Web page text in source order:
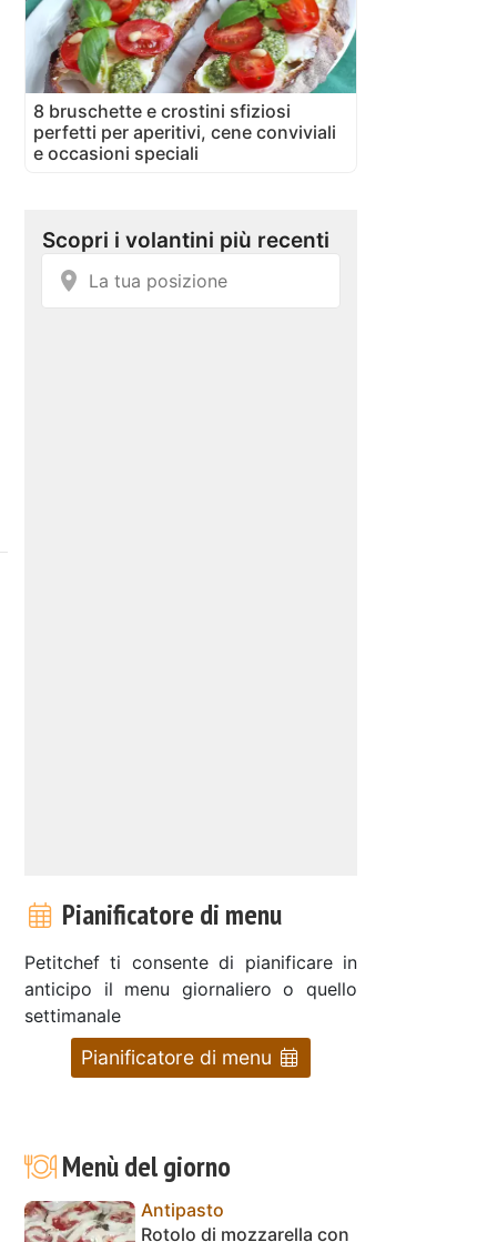
8 bruschette e crostini sfiziosi
perfetti per aperitivi, cene conviviali
e occasioni speciali
Pianificatore di menu
Petitchef ti consente di pianificare in
anticipo il menu giornaliero o quello
settimanale
Pianificatore di menu
Menù del giorno
Antipasto
Rotolo di mozzarella con